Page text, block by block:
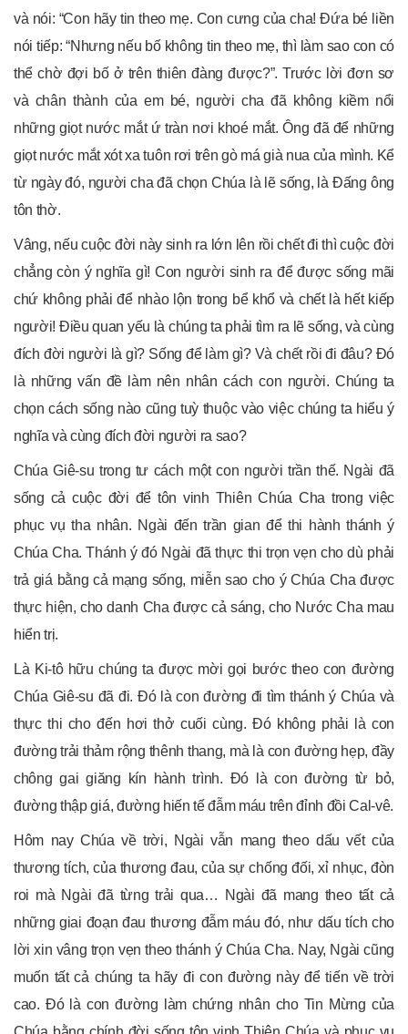
và nói: “Con hãy tin theo mẹ. Con cưng của cha! Ðứa bé liền
nói tiếp: “Nhưng nếu bố không tin theo mẹ, thì làm sao con có
thể chờ đợi bố ở trên thiên đàng được?”. Trước lời đơn sơ
và chân thành của em bé, người cha đã không kiềm nổi
những giọt nước mắt ứ tràn nơi khoé mắt. Ông đã để những
giọt nước mắt xót xa tuôn rơi trên gò má già nua của mình. Kể
từ ngày đó, người cha đã chọn Chúa là lẽ sống, là Ðấng ông
tôn thờ.
Vâng, nếu cuộc đời này sinh ra lớn lên rồi chết đi thì cuộc đời
chẳng còn ý nghĩa gì! Con người sinh ra để được sống mãi
chứ không phải để nhào lộn trong bể khổ và chết là hết kiếp
người! Ðiều quan yếu là chúng ta phải tìm ra lẽ sống, và cùng
đích đời người là gì? Sống để làm gì? Và chết rồi đi đâu? Ðó
là những vấn đề làm nên nhân cách con người. Chúng ta
chọn cách sống nào cũng tuỳ thuộc vào việc chúng ta hiểu ý
nghĩa và cùng đích đời người ra sao?
Chúa Giê-su trong tư cách một con người trần thế. Ngài đã
sống cả cuộc đời để tôn vinh Thiên Chúa Cha trong việc
phục vụ tha nhân. Ngài đến trần gian để thi hành thánh ý
Chúa Cha. Thánh ý đó Ngài đã thực thi trọn vẹn cho dù phải
trả giá bằng cả mạng sống, miễn sao cho ý Chúa Cha được
thực hiện, cho danh Cha được cả sáng, cho Nước Cha mau
hiển trị.
Là Ki-tô hữu chúng ta được mời gọi bước theo con đường
Chúa Giê-su đã đi. Ðó là con đường đi tìm thánh ý Chúa và
thực thi cho đến hơi thở cuối cùng. Ðó không phải là con
đường trải thảm rộng thênh thang, mà là con đường hẹp, đầy
chông gai giăng kín hành trình. Ðó là con đường từ bỏ,
đường thập giá, đường hiến tế đẫm máu trên đỉnh đồi Cal-vê.
Hôm nay Chúa về trời, Ngài vẫn mang theo dấu vết của
thương tích, của thương đau, của sự chống đối, xỉ nhục, đòn
roi mà Ngài đã từng trải qua… Ngài đã mang theo tất cả
những giai đoạn đau thương đẫm máu đó, như dấu tích cho
lời xin vâng trọn vẹn theo thánh ý Chúa Cha. Nay, Ngài cũng
muốn tất cả chúng ta hãy đi con đường này để tiến về trời
cao. Ðó là con đường làm chứng nhân cho Tin Mừng của